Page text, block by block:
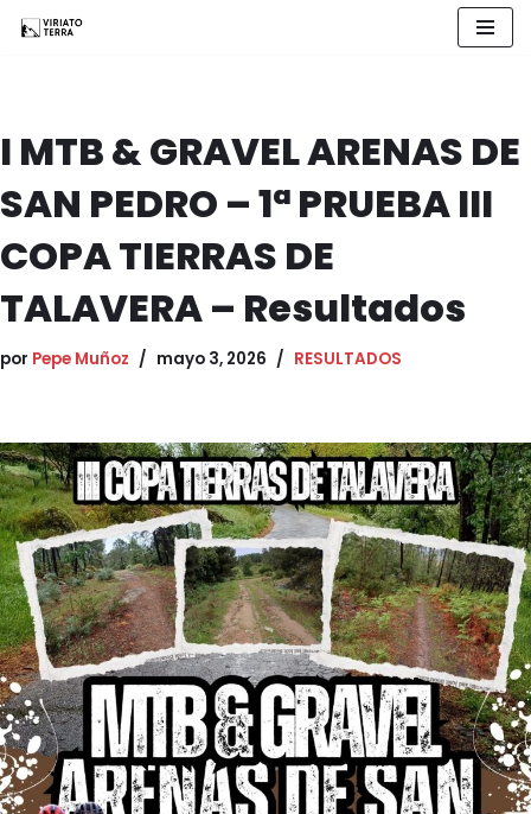
I MTB & GRAVEL ARENAS DE
SAN PEDRO – 1ª PRUEBA III
COPA TIERRAS DE
TALAVERA – Resultados
por Pepe Muñoz mayo 3, 2026 RESULTADOS